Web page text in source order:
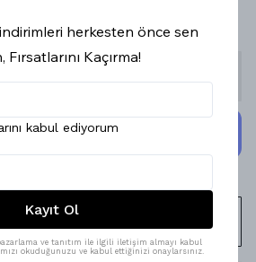
Gelince Haber Ver
WHATSAPP
herkesten önce sen
Fırsatlarını Kaçırma!
kabul ediyorum
Kayıt Ol
ve tanıtım ile ilgili iletişim almayı kabul
okuduğunuzu ve kabul ettiğinizi onaylarsınız.